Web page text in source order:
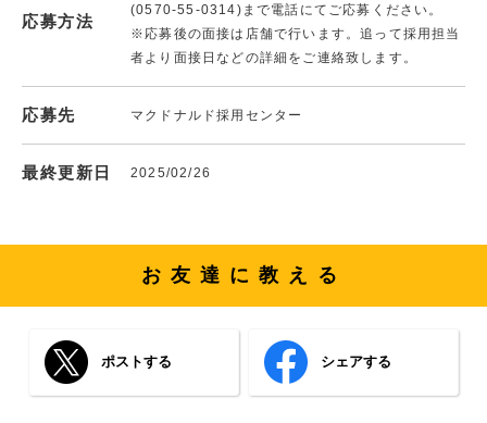
応募方法
(0570-55-0314)まで電話にてご応募ください。
※応募後の面接は店舗で行います。追って採用担当
者より面接日などの詳細をご連絡致します。
応募先 マクドナルド採用センター
最終更新日 2025/02/26
お友達に教える
ポストする シェアする